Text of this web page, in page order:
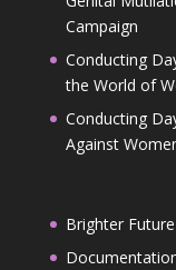
Campaign
Conducting
the World of
Conducting
Against
Brighter Future